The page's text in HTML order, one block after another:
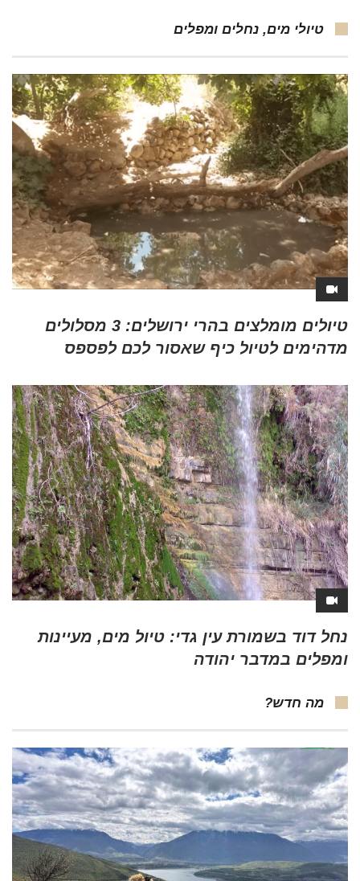
טיולי מים, נחלים ומפלים
טיולים מומלצים בהרי ירושלים: 3 מסלולים
מדהימים לטיול כיף שאסור לכם לפספס
נחל דוד בשמורת עין גדי: טיול מים, מעיינות
ומפלים במדבר יהודה
מה חדש?